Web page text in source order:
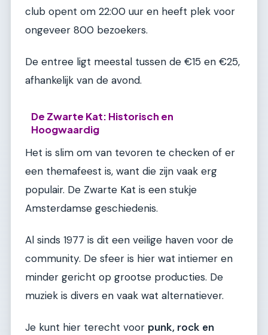
club opent om 22:00 uur en heeft plek voor
ongeveer 800 bezoekers.
De entree ligt meestal tussen de €15 en €25,
afhankelijk van de avond.
De Zwarte Kat: Historisch en
Hoogwaardig
Het is slim om van tevoren te checken of er
een themafeest is, want die zijn vaak erg
populair. De Zwarte Kat is een stukje
Amsterdamse geschiedenis.
Al sinds 1977 is dit een veilige haven voor de
community. De sfeer is hier wat intiemer en
minder gericht op grootse producties. De
muziek is divers en vaak wat alternatiever.
Je kunt hier terecht voor punk, rock en